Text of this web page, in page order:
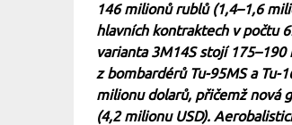
146 milionů rublů (1,4–1,6
hlavních kontraktech v počtu
varianta 3M14S stojí
z bombardérů Tu-95MS a Tu-
milionu dolarů, přičemž nová
(4,2 milionu USD).